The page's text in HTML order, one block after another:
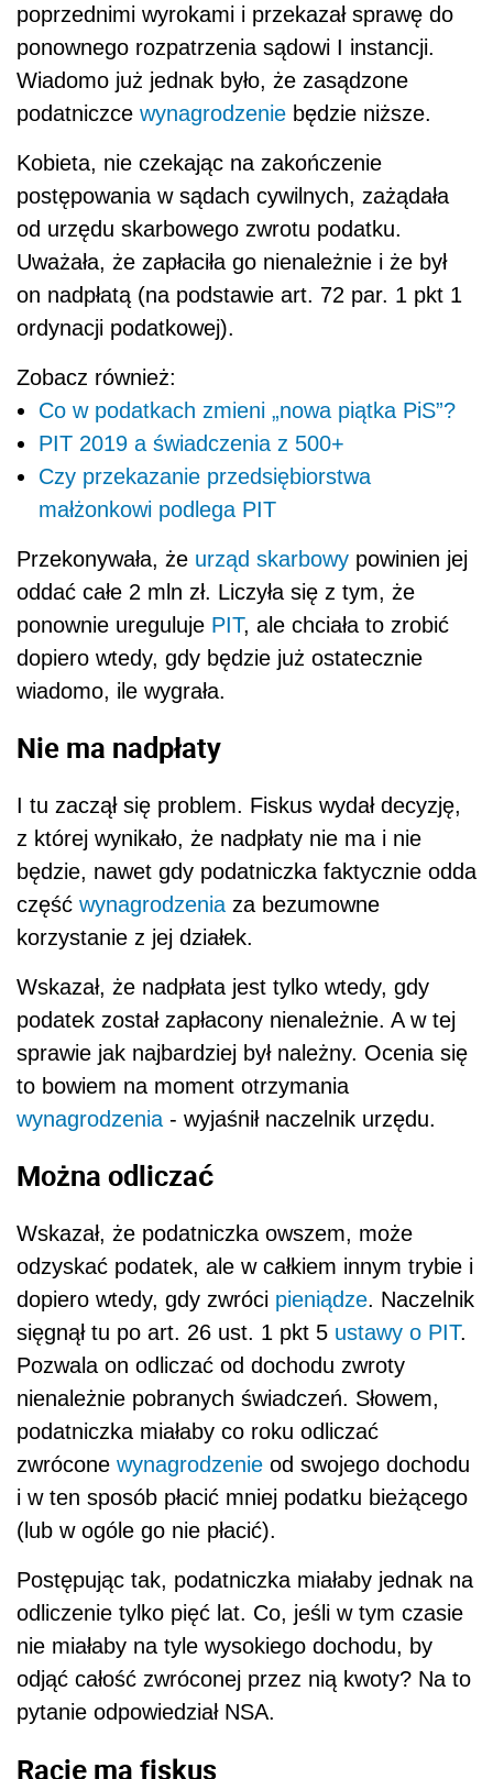
poprzednimi wyrokami i przekazał sprawę do
ponownego rozpatrzenia sądowi I instancji.
Wiadomo już jednak było, że zasądzone
podatniczce wynagrodzenie będzie niższe.
Kobieta, nie czekając na zakończenie
postępowania w sądach cywilnych, zażądała
od urzędu skarbowego zwrotu podatku.
Uważała, że zapłaciła go nienależnie i że był
on nadpłatą (na podstawie art. 72 par. 1 pkt 1
ordynacji podatkowej).
Zobacz również:
Co w podatkach zmieni „nowa piątka PiS”?
PIT 2019 a świadczenia z 500+
Czy przekazanie przedsiębiorstwa
małżonkowi podlega PIT
Przekonywała, że urząd skarbowy powinien jej
oddać całe 2 mln zł. Liczyła się z tym, że
ponownie ureguluje PIT, ale chciała to zrobić
dopiero wtedy, gdy będzie już ostatecznie
wiadomo, ile wygrała.
Nie ma nadpłaty
I tu zaczął się problem. Fiskus wydał decyzję,
z której wynikało, że nadpłaty nie ma i nie
będzie, nawet gdy podatniczka faktycznie odda
część wynagrodzenia za bezumowne
korzystanie z jej działek.
Wskazał, że nadpłata jest tylko wtedy, gdy
podatek został zapłacony nienależnie. A w tej
sprawie jak najbardziej był należny. Ocenia się
to bowiem na moment otrzymania
wynagrodzenia - wyjaśnił naczelnik urzędu.
Można odliczać
Wskazał, że podatniczka owszem, może
odzyskać podatek, ale w całkiem innym trybie i
dopiero wtedy, gdy zwróci pieniądze. Naczelnik
sięgnął tu po art. 26 ust. 1 pkt 5 ustawy o PIT.
Pozwala on odliczać od dochodu zwroty
nienależnie pobranych świadczeń. Słowem,
podatniczka miałaby co roku odliczać
zwrócone wynagrodzenie od swojego dochodu
i w ten sposób płacić mniej podatku bieżącego
(lub w ogóle go nie płacić).
Postępując tak, podatniczka miałaby jednak na
odliczenie tylko pięć lat. Co, jeśli w tym czasie
nie miałaby na tyle wysokiego dochodu, by
odjąć całość zwróconej przez nią kwoty? Na to
pytanie odpowiedział NSA.
Rację ma fiskus